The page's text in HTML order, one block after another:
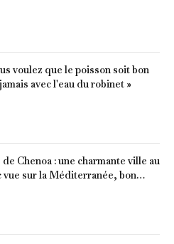
voulez que le poisson soit bon
avec l'eau du robinet »
Chenoa : une charmante ville au
vue sur la Méditerranée, bon